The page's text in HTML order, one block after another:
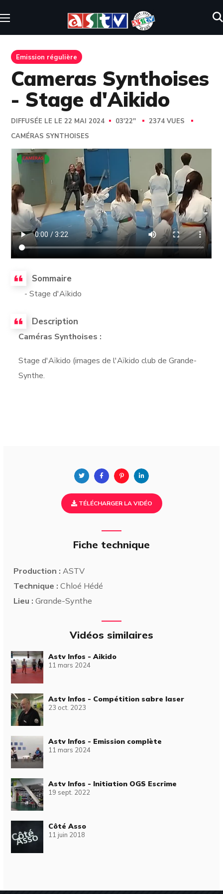
Emission régulière
Cameras Synthoises
- Stage d'Aikido
DIFFUSÉE LE LE 22 MAI 2024 03'22''
2374 VUES
CAMÉRAS SYNTHOISES
Sommaire
- Stage d'Aïkido
Description
Caméras Synthoises :
Stage d'Aïkido (images de l'Aïkido club de Grande-
Synthe.
TÉLÉCHARGER LA VIDÉO
Fiche technique
Production : ASTV
Technique : Chloé Hédé
Lieu : Grande-Synthe
Vidéos similaires
Astv Infos - Aikido
11 mars 2024
Astv Infos - Compétition sabre laser
23 oct. 2023
Astv Infos - Emission complète
11 mars 2024
Astv Infos - Initiation OGS Escrime
19 sept. 2022
Côté Asso
11 juin 2018